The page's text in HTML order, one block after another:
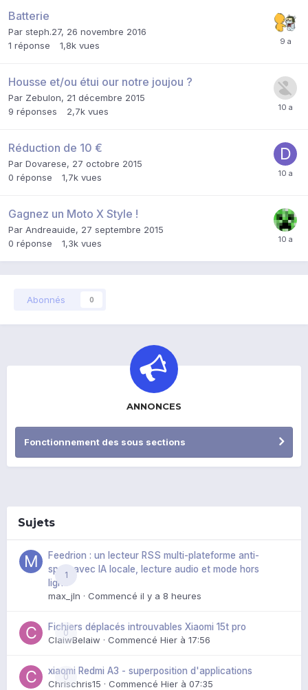
Batterie
Par steph.27, 26 novembre 2016
1 réponse 1,8k vues
Housse et/ou étui our notre joujou ?
Par Zebulon, 21 décembre 2015
9 réponses 2,7k vues
Réduction de 10 €
Par Dovarese, 27 octobre 2015
0 réponse 1,7k vues
Gagnez un Moto X Style !
Par Andreauide, 27 septembre 2015
0 réponse 1,3k vues
Abonnés 0
ANNONCES
Fonctionnement des sous sections
Sujets
1
Feedrion : un lecteur RSS multi-plateforme anti-
spoil, avec IA locale, lecture audio et mode hors
ligne
max_jln · Commencé il y a 8 heures
0
Fichiers déplacés introuvables Xiaomi 15t pro
ClaiwBelaiw · Commencé Hier à 17:56
0
xiaomi Redmi A3 - superposition d'applications
Chrischris15 · Commencé Hier à 07:35